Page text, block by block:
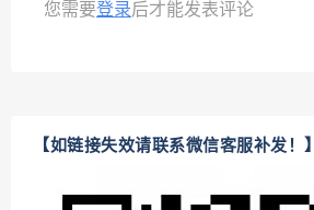
您需要登录后才能发表评论
【如链接失效请联系微信客服补发！】